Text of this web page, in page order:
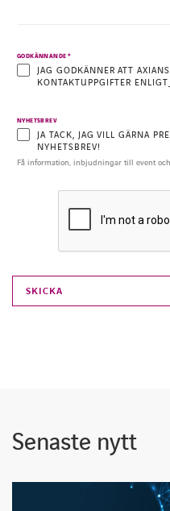
GODKÄNNANDE *
JAG GODKÄNNER ATT
KONTAKTUPPGIFTER ENLIGT
NYHETSBREV
JA TACK, JAG VILL GÄRNA
NYHETSBREV!
Få information, inbjudningar till event
Senaste nytt